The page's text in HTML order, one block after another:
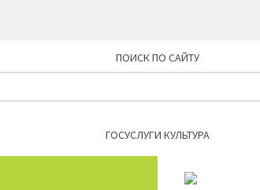
ПОИСК ПО САЙТУ
ГОСУСЛУГИ КУЛЬТУРА